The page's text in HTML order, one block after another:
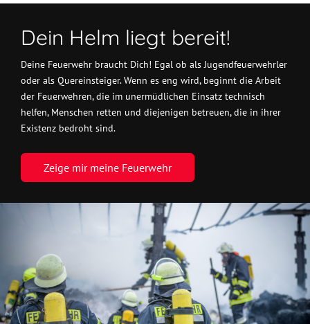
Dein Helm liegt bereit!
Deine Feuerwehr braucht Dich! Egal ob als Jugendfeuerwehrler
oder als Quereinsteiger. Wenn es eng wird, beginnt die Arbeit
der Feuerwehren, die im unermüdlichen Einsatz technisch
helfen, Menschen retten und diejenigen betreuen, die in ihrer
Existenz bedroht sind.
Zeige mir meine Feuerwehr